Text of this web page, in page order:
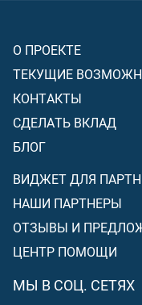
О ПРОЕКТЕ
ТЕКУЩИЕ
КОНТАКТЫ
СДЕЛАТЬ ВКЛАД
БЛОГ
ВИДЖЕТ ДЛЯ
НАШИ ПАРТНЕРЫ
ОТЗЫВЫ И
ЦЕНТР ПОМОЩИ
МЫ В СОЦ. СЕТЯХ